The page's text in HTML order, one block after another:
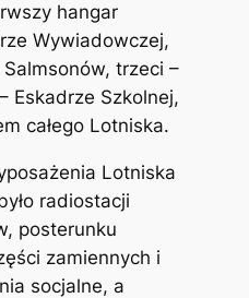
hangar
Wywiadowczej,
trzeci –
Eskadrze Szkolnej,
całego Lotniska.
Lotniska
radiostacji
posterunku
zamiennych i
socjalne, a